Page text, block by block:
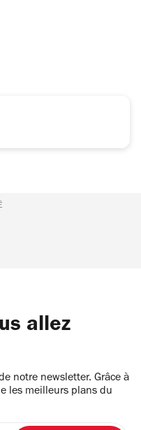
allez
notre newsletter. Grâce à
les meilleurs plans du